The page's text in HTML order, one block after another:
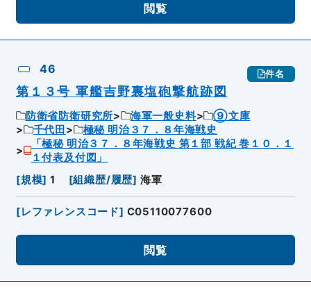
閲覧
46 件名
第１３号 軍艦吉野裏塩砲撃航跡図
防衛省防衛研究所 海軍一般史料
⑨文庫
千代田
極秘 明治３７．８年海戦史
「極秘 明治３７．８年海戦史 第１部 戦紀 巻１０．１
１付表及付図」
[規模] 1 [組織歴/履歴] 海軍
[レファレンスコード] C05110077600
閲覧